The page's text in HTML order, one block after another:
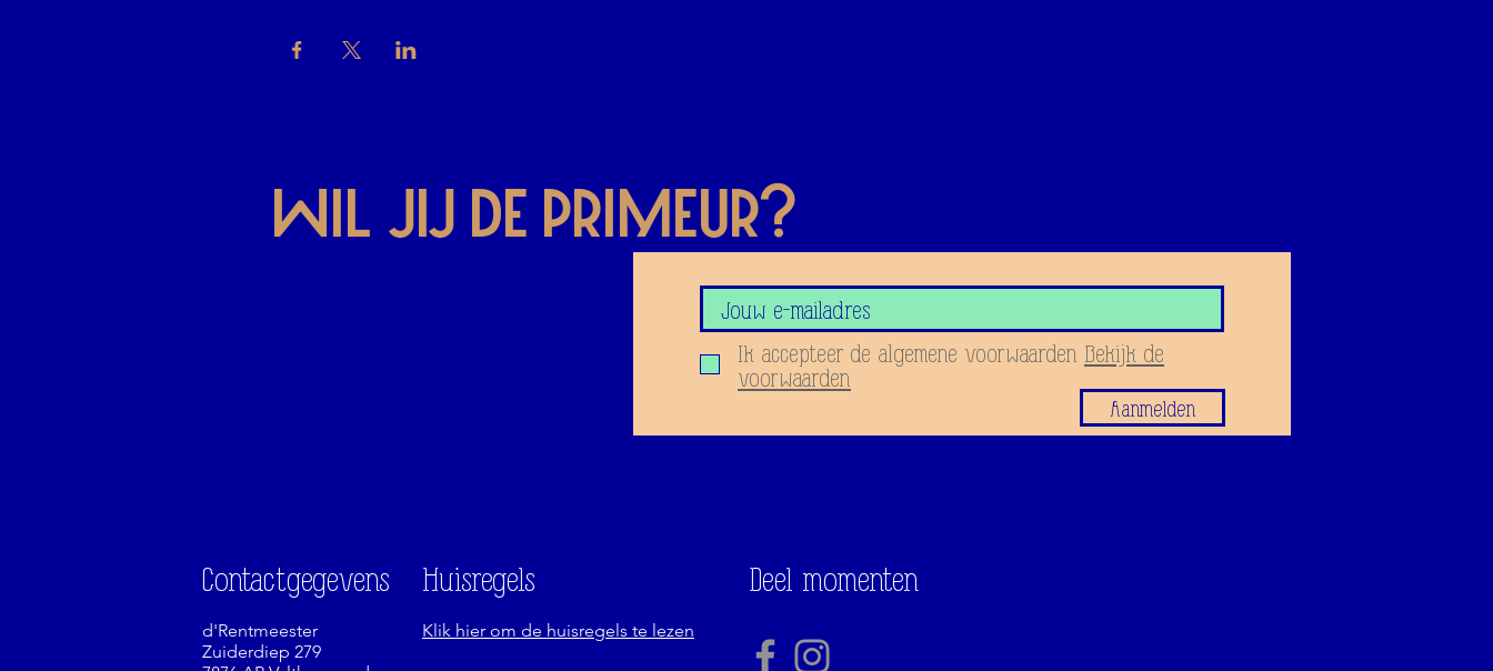
Wil jij de priMeur?
Ik accepteer de algemene voorwaarden Bekijk de
voorwaarden
Aanmelden
Contactgegevens Huisregels Deel momenten
Klik hier om de huisregels te lezen
d'Rentmeester
Zuiderdiep 279